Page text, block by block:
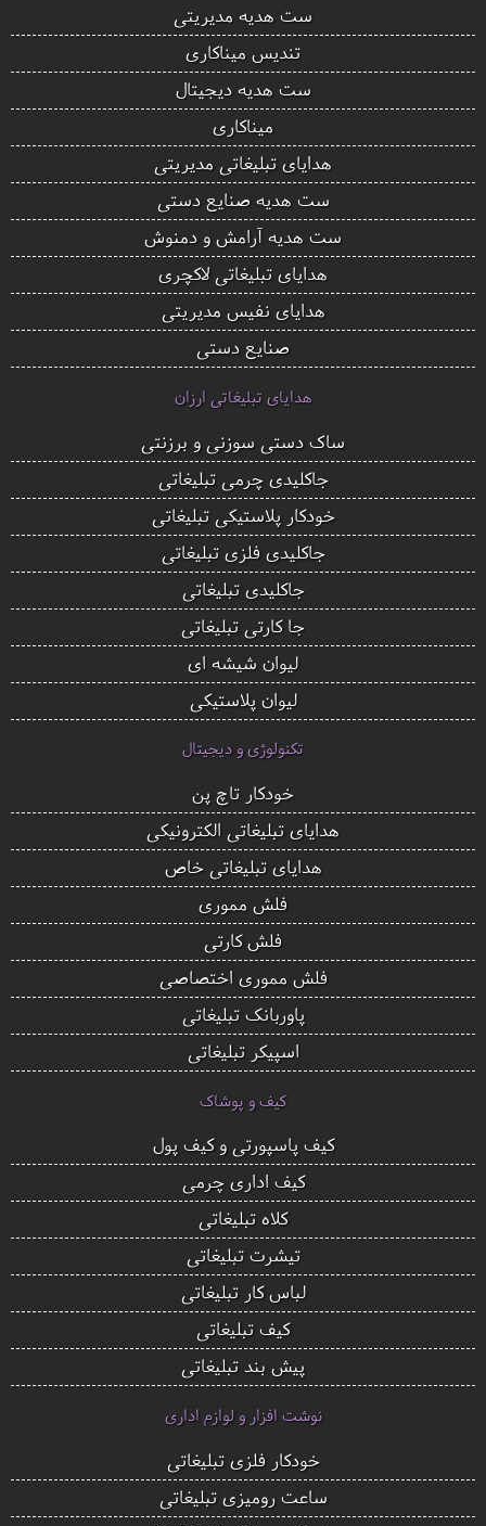
ست هدیه مدیریتی
تندیس میناکاری
ست هدیه دیجیتال
میناکاری
هدایای تبلیغاتی مدیریتی
ست هدیه صنایع دستی
ست هدیه آرامش و دمنوش
هدایای تبلیغاتی لاکچری
هدایای نفیس مدیریتی
صنایع دستی
هدایای تبلیغاتی ارزان
ساک دستی سوزنی و برزنتی
جاکلیدی چرمی تبلیغاتی
خودکار پلاستیکی تبلیغاتی
جاکلیدی فلزی تبلیغاتی
جاکلیدی تبلیغاتی
جا کارتی تبلیغاتی
لیوان شیشه ای
لیوان پلاستیکی
تکنولوژی و دیجیتال
خودکار تاچ پن
هدایای تبلیغاتی الکترونیکی
هدایای تبلیغاتی خاص
فلش مموری
فلش کارتی
فلش مموری اختصاصی
پاوربانک تبلیغاتی
اسپیکر تبلیغاتی
کیف و پوشاک
کیف پاسپورتی و کیف پول
کیف اداری چرمی
کلاه تبلیغاتی
تیشرت تبلیغاتی
لباس کار تبلیغاتی
کیف تبلیغاتی
پیش بند تبلیغاتی
نوشت افزار و لوازم اداری
خودکار فلزی تبلیغاتی
ساعت رومیزی تبلیغاتی